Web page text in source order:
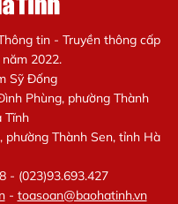
tin - Truyền thông cấp
2022.
Sỹ Đống
Phùng, phường Thành
Tĩnh
phường Thành Sen, tỉnh Hà
- (023)93.693.427
- toasoan@baohatinh.vn